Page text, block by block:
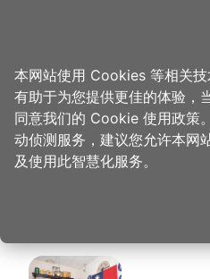
首页 > 想去的地方 > 住宿 > 爱之星
爱之星汽车
家
本网站使用 Cookies 等相关
有助于为您提供更佳的体验，
同意我们的 Cookie 使用政策
动侦测服务，建议您允许本网
及使用此智慧化服务。